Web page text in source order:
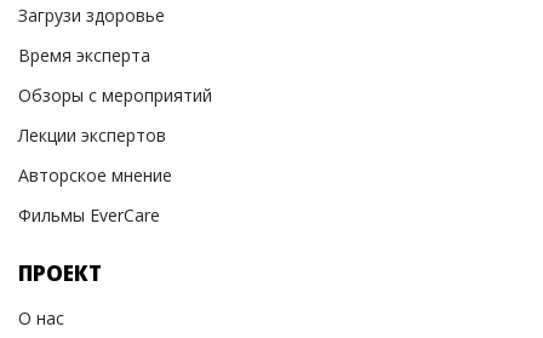
Загрузи здоровье
Время эксперта
Обзоры с мероприятий
Лекции экспертов
Авторское мнение
Фильмы EverCare
ПРОЕКТ
О нас